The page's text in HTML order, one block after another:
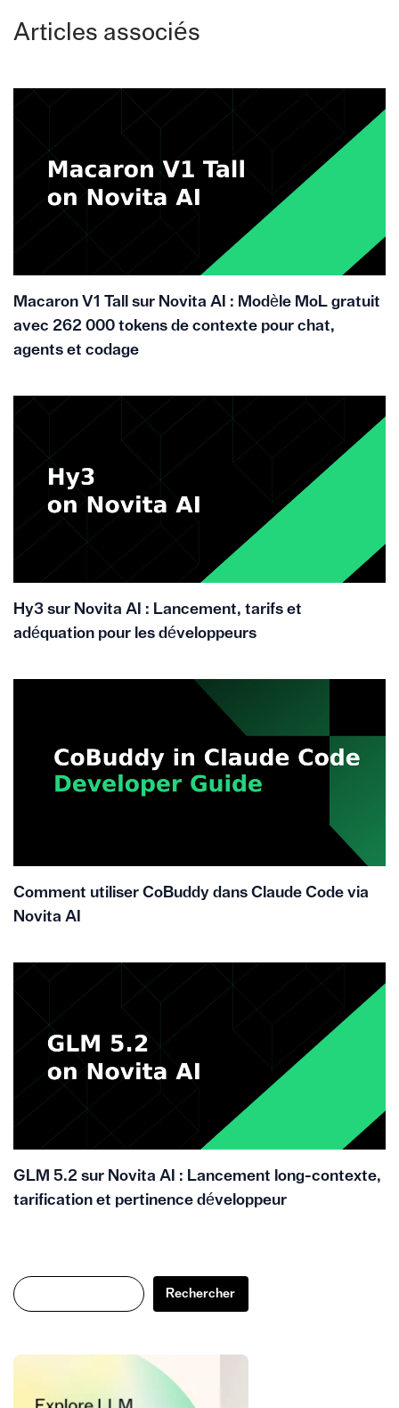
Articles associés
Macaron V1 Tall sur Novita AI : Modèle MoL gratuit
avec 262 000 tokens de contexte pour chat,
agents et codage
Hy3 sur Novita AI : Lancement, tarifs et
adéquation pour les développeurs
Comment utiliser CoBuddy dans Claude Code via
Novita AI
GLM 5.2 sur Novita AI : Lancement long-contexte,
tarification et pertinence développeur
Rechercher
Rechercher